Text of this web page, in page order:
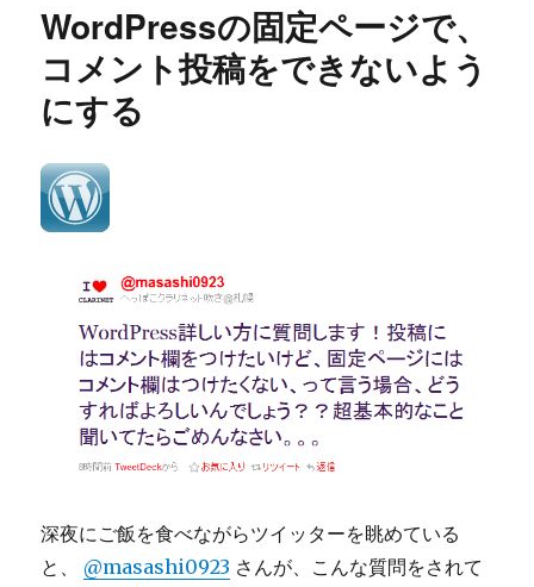
WordPressの固定ページで、
コメント投稿をできないよう
にする
深夜にご飯を食べながらツイッターを眺めている
と、 @masashi0923 さんが、こんな質問をされて